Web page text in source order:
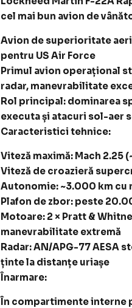
cel mai bun avion de
Avion de superioritate
pentru US Air Force
Primul avion operațional
radar, manevrabilitate
Rol principal: dominarea
executa și atacuri sol-aer
Caracteristici tehnice:
Viteză maximă: Mach 2.25
Viteză de croazieră
Autonomie: ~3.000 km cu
Plafon de zbor: peste
Motoare: 2 × Pratt &
manevrabilitate extremă
Radar: AN/APG-77 AESA
ținte la distanțe uriașe
Înarmare:
În compartimente interne